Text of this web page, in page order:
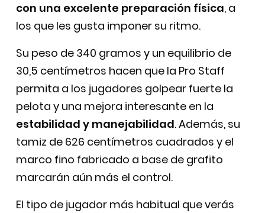
con una excelente preparación física, a
los que les gusta imponer su ritmo.
Su peso de 340 gramos y un equilibrio de
30,5 centímetros hacen que la Pro Staff
permita a los jugadores golpear fuerte la
pelota y una mejora interesante en la
estabilidad y manejabilidad. Además, su
tamiz de 626 centímetros cuadrados y el
marco fino fabricado a base de grafito
marcarán aún más el control.
El tipo de jugador más habitual que verás